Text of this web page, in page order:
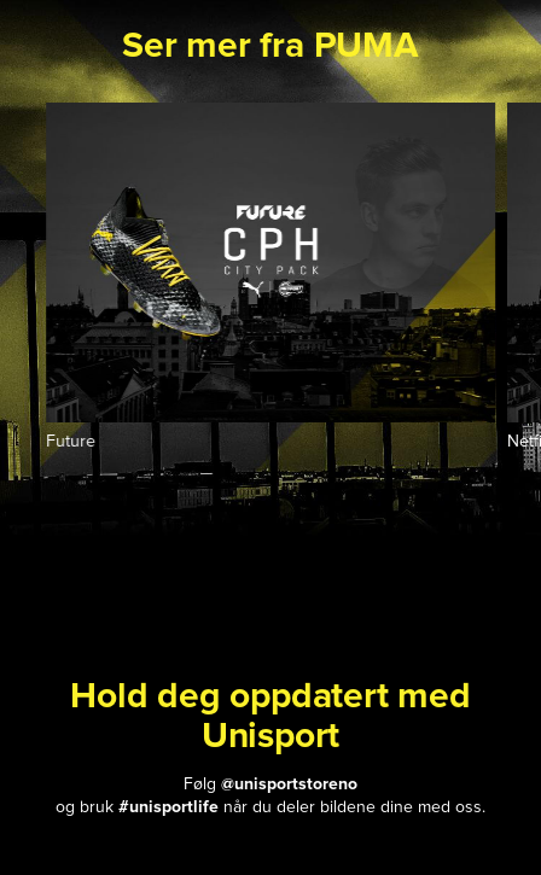
Ser mer fra PUMA
Future
Hold deg oppdatert med
Unisport
Følg @unisportstoreno
og bruk #unisportlifenår du deler bildene dine med oss.